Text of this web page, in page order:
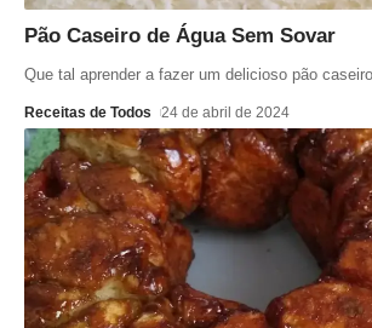
Pão Caseiro de Água Sem Sovar
Que tal aprender a fazer um delicioso pão
Receitas de Todos 24 de abril de 2024